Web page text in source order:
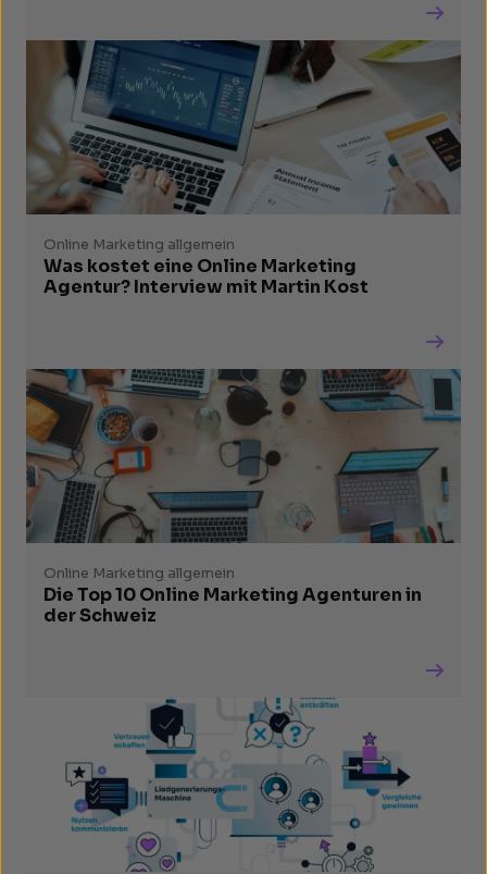
Online Marketing allgemein
Was kostet eine Online Marketing
Agentur? Interview mit Martin Kost
Online Marketing allgemein
Die Top 10 Online Marketing Agenturen in
der Schweiz